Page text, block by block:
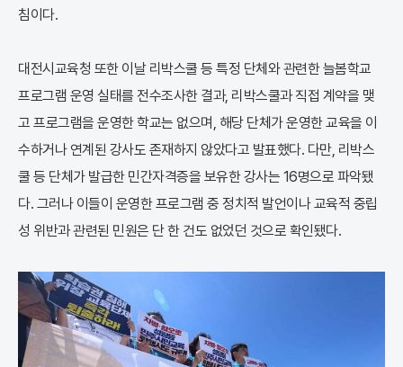
침이다.
대전시교육청 또한 이날 리박스쿨 등 특정 단체와 관련한 늘봄학교
프로그램 운영 실태를 전수조사한 결과, 리박스쿨과 직접 계약을 맺
고 프로그램을 운영한 학교는 없으며, 해당 단체가 운영한 교육을 이
수하거나 연계된 강사도 존재하지 않았다고 발표했다. 다만, 리박스
쿨 등 단체가 발급한 민간자격증을 보유한 강사는 16명으로 파악됐
다. 그러나 이들이 운영한 프로그램 중 정치적 발언이나 교육적 중립
성 위반과 관련된 민원은 단 한 건도 없었던 것으로 확인됐다.